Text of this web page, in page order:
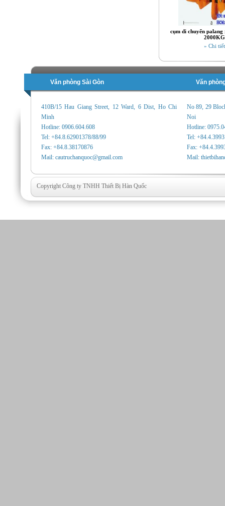
cụm di chuyển
2000KG
» Chi tiết
Văn phòng Sài Gòn Văn
410B/15 Hau Giang Street, 12 Ward, 6 Dist, Ho Chi
Minh
Hotline: 0906.604.608
Tel: +84.8.62901378/88/99
Fax: +84.8.38170876
Mail: cautruchanquoc@gmail.com
No 89, 29
Noi
Hotline:
Tel:
Fax:
Mail:
Copyright Công ty TNHH Thiết Bị Hàn Quốc